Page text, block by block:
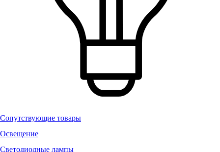
Сопутствующие товары
Освещение
Светодиодные лампы